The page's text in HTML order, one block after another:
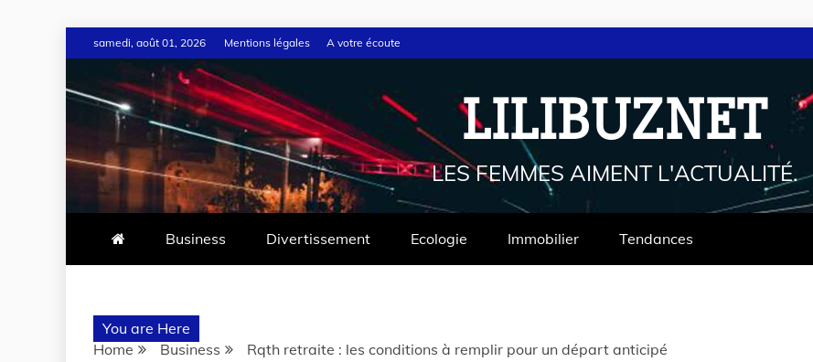
samedi, août 01, 2026 Mentions légales A votre écoute
LILIBUZNET
LES FEMMES AIMENT L'ACTUALITÉ.
Business Divertissement Ecologie Immobilier Tendances
You are Here
Home
Business Rqth retraite : les conditions à remplir pour un départ anticipé